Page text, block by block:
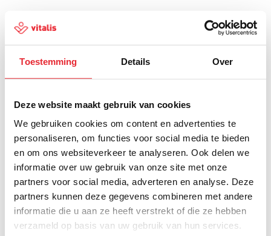
Toestemming Details Over
Deze website maakt gebruik van cookies
We gebruiken cookies om content en advertenties te
personaliseren, om functies voor social media te bieden
en om ons websiteverkeer te analyseren. Ook delen we
informatie over uw gebruik van onze site met onze
partners voor social media, adverteren en analyse. Deze
partners kunnen deze gegevens combineren met andere
informatie die u aan ze heeft verstrekt of die ze hebben
verzameld op basis van uw gebruik van hun services.
500
Er is iets fout gegaan
Probeer het later opnieuw of ga terug naar de
homepagina.